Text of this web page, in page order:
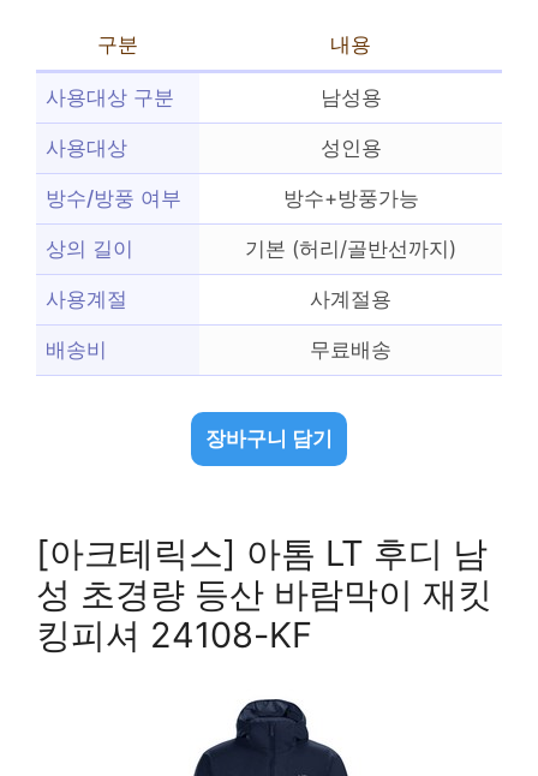
구분 내용
사용대상 구분 남성용
사용대상 성인용
방수/방풍 여부 방수+방풍가능
상의 길이 기본 (허리/골반선까지)
사용계절 사계절용
배송비 무료배송
장바구니 담기
[아크테릭스] 아톰 LT 후디 남
성 초경량 등산 바람막이 재킷
킹피셔 24108-KF